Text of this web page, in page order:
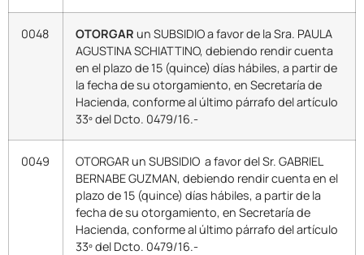
0048 OTORGAR un SUBSIDIO a favor de la Sra. PAULA
AGUSTINA SCHIATTINO, debiendo rendir cuenta
en el plazo de 15 (quince) días hábiles, a partir de
la fecha de su otorgamiento, en Secretaría de
Hacienda, conforme al último párrafo del artículo
33º del Dcto. 0479/16.-
0049
OTORGAR un SUBSIDIO a favor del Sr. GABRIEL
BERNABE GUZMAN, debiendo rendir cuenta en el
plazo de 15 (quince) días hábiles, a partir de la
fecha de su otorgamiento, en Secretaría de
Hacienda, conforme al último párrafo del artículo
33º del Dcto. 0479/16.-